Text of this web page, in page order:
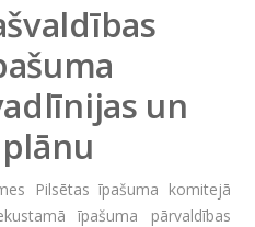
un
Pilsētas īpašuma komitejā
īpašuma pārvaldības